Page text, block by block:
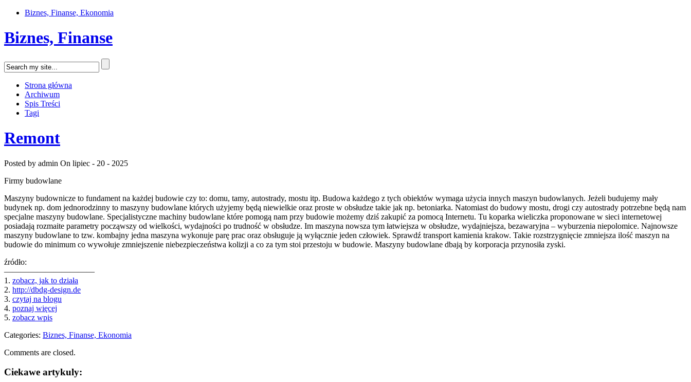
Biznes, Finanse, Ekonomia
Biznes, Finanse
Strona główna
Archiwum
Spis Treści
Tagi
Remont
Posted by admin On lipiec - 20 - 2025
Firmy budowlane
Maszyny budownicze to fundament na każdej budowie czy to: domu, tamy, autostrady, mostu itp. Budowa każdego z tych obiektów wymaga użycia innych maszyn budowlanych. Jeżeli budujemy mały
budynek np. dom jednorodzinny to maszyny budowlane których użyjemy będą niewielkie oraz proste w obsłudze takie jak np. betoniarka. Natomiast do budowy mostu, drogi czy autostrady potrzebne będą nam
specjalne maszyny budowlane. Specjalistyczne machiny budowlane które pomogą nam przy budowie możemy dziś zakupić za pomocą Internetu. Tu koparka wieliczka proponowane w sieci internetowej
posiadają rozmaite parametry począwszy od wielkości, wydajności po trudność w obsłudze. Im maszyna nowsza tym łatwiejsza w obsłudze, wydajniejsza, bezawaryjna – wyburzenia niepolomice. Najnowsze
maszyny budowlane to tzw. kombajny jedna maszyna wykonuje parę prac oraz obsługuje ją wyłącznie jeden człowiek. Sprawdź transport kamienia krakow. Takie rozstrzygnięcie zmniejsza ilość maszyn na
budowie do minimum co wywołuje zmniejszenie niebezpieczeństwa kolizji a co za tym stoi przestoju w budowie. Maszyny budowlane dbają by korporacja przynosiła zyski.
źródło:
———————————
1. zobacz, jak to działa
2. http://dbdg-design.de
3. czytaj na blogu
4. poznaj więcej
5. zobacz wpis
Categories: Biznes, Finanse, Ekonomia
Comments are closed.
Ciekawe artykuly: